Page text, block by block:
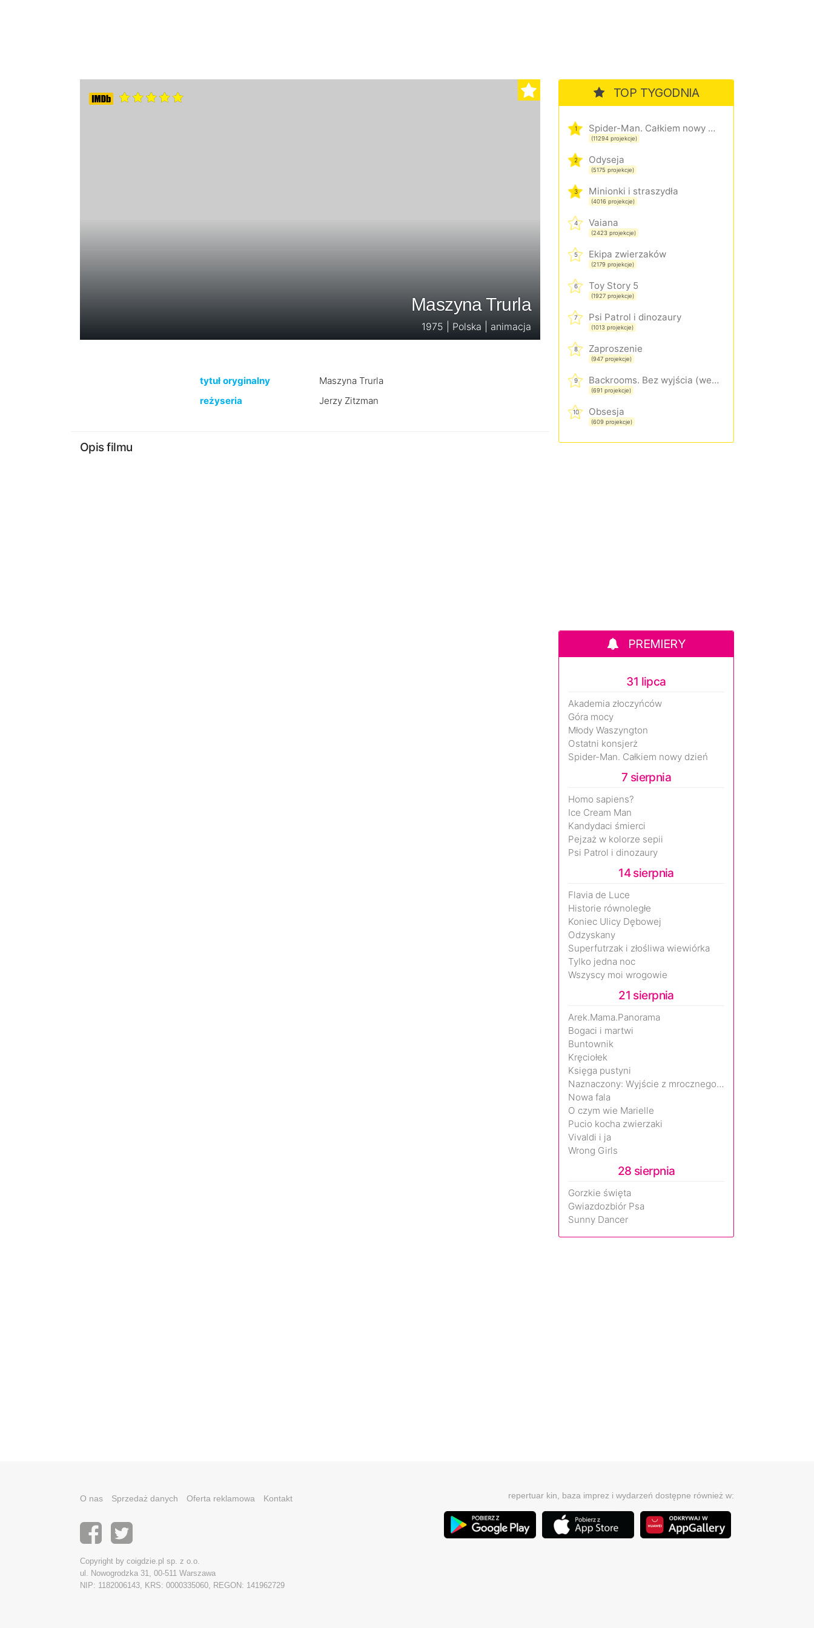
Maszyna Trurla
1975 | Polska | animacja
tytuł oryginalny
Maszyna Trurla
reżyseria
Jerzy Zitzman
Opis filmu
TOP TYGODNIA
1 Spider-Man. Całkiem nowy dzień
(11294 projekcje)
2 Odyseja
(5175 projekcje)
3 Minionki i straszydła
(4016 projekcje)
4 Vaiana
(2423 projekcje)
5 Ekipa zwierzaków
(2179 projekcje)
6 Toy Story 5
(1927 projekcje)
7 Psi Patrol i dinozaury
(1013 projekcje)
8 Zaproszenie
(947 projekcje)
9 Backrooms. Bez wyjścia (wersja rozszerzona)
(691 projekcje)
10 Obsesja
(609 projekcje)
PREMIERY
31 lipca
Akademia złoczyńców
Góra mocy
Młody Waszyngton
Ostatni konsjerż
Spider-Man. Całkiem nowy dzień
7 sierpnia
Homo sapiens?
Ice Cream Man
Kandydaci śmierci
Pejzaż w kolorze sepii
Psi Patrol i dinozaury
14 sierpnia
Flavia de Luce
Historie równoległe
Koniec Ulicy Dębowej
Odzyskany
Superfutrzak i złośliwa wiewiórka
Tylko jedna noc
Wszyscy moi wrogowie
21 sierpnia
Arek.Mama.Panorama
Bogaci i martwi
Buntownik
Kręciołek
Księga pustyni
Naznaczony: Wyjście z mrocznego wymiaru
Nowa fala
O czym wie Marielle
Pucio kocha zwierzaki
Vivaldi i ja
Wrong Girls
28 sierpnia
Gorzkie święta
Gwiazdozbiór Psa
Sunny Dancer
O nas Sprzedaż danych Oferta reklamowa Kontakt
Copyright by coigdzie.pl sp. z o.o.
ul. Nowogrodzka 31, 00-511 Warszawa
NIP: 1182006143, KRS: 0000335060, REGON: 141962729
repertuar kin, baza imprez i wydarzeń dostępne również w: